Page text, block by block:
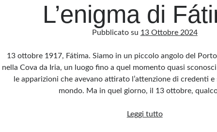
L’enigma di
Pubblicato su 13 Ottobre 2024
13 ottobre 1917, Fátima. Siamo in un piccolo angolo del
nella Cova da Iria, un luogo fino a quel momento quasi
le apparizioni che avevano attirato l’attenzione di credenti
mondo. Ma in quel giorno, il 13 ottobre,
Leggi tuttoIl